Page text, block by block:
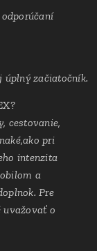
úplný začiatočník.
cestovanie,
pri
intenzita
a
Pre
uvažovať o